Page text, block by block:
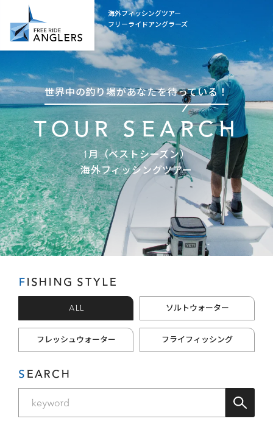
海外フィッシングツアー
フリーライドアングラーズ
世界中の釣り場があなたを待っている！
TOUR SEARCH
1月（ベストシーズン）
海外フィッシングツアー
FISHING STYLE
ALL ソルトウォーター
フレッシュウォーター フライフィッシング
SEARCH